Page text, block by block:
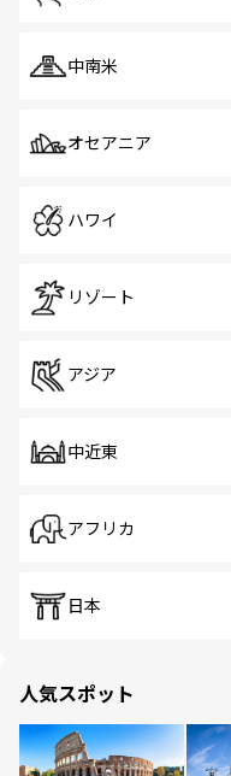
中南米
オセアニア
ハワイ
リゾート
アジア
中近東
アフリカ
日本
人気スポット